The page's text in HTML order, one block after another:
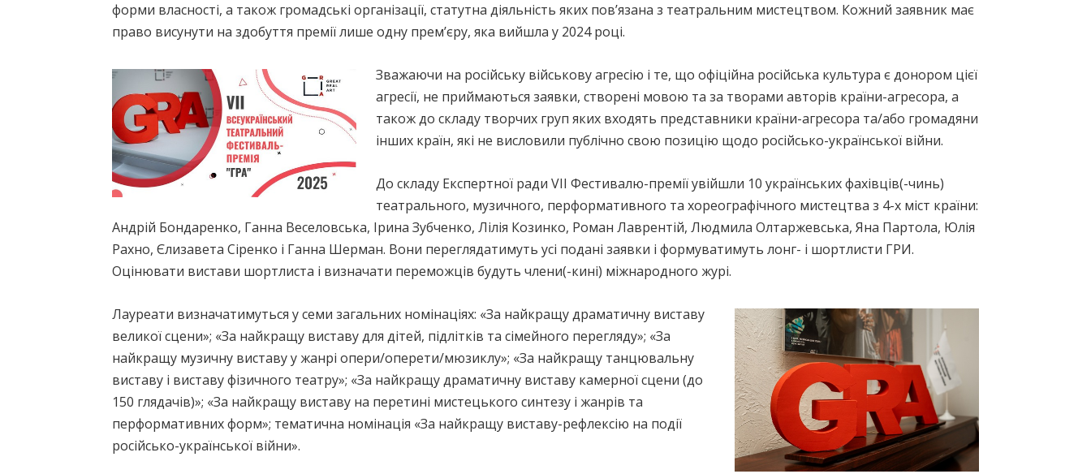
форми власності, а також громадські організації, статутна діяльність яких пов’язана з театральним мистецтвом. Кожний заявник має
право висунути на здобуття премії лише одну прем’єру, яка вийшла у 2024 році.
Зважаючи на російську військову агресію і те, що офіційна російська культура є донором цієї
агресії, не приймаються заявки, створені мовою та за творами авторів країни-агресора, а
також до складу творчих груп яких входять представники країни-агресора та/або громадяни
інших країн, які не висловили публічно свою позицію щодо російсько-української війни.
До складу Експертної ради VII Фестивалю-премії увійшли 10 українських фахівців(-чинь)
театрального, музичного, перформативного та хореографічного мистецтва з 4-х міст країни:
Андрій Бондаренко, Ганна Веселовська, Ірина Зубченко, Лілія Козинко, Роман Лаврентій, Людмила Олтаржевська, Яна Партола, Юлія
Рахно, Єлизавета Сіренко і Ганна Шерман. Вони переглядатимуть усі подані заявки і формуватимуть лонг- і шортлисти ГРИ.
Оцінювати вистави шортлиста і визначати переможців будуть члени(-кині) міжнародного журі.
Лауреати визначатимуться у семи загальних номінаціях: «За найкращу драматичну виставу
великої сцени»; «За найкращу виставу для дітей, підлітків та сімейного перегляду»; «За
найкращу музичну виставу у жанрі опери/оперети/мюзиклу»; «За найкращу танцювальну
виставу і виставу фізичного театру»; «За найкращу драматичну виставу камерної сцени (до
150 глядачів)»; «За найкращу виставу на перетині мистецького синтезу і жанрів та
перформативних форм»; тематична номінація «За найкращу виставу-рефлексію на події
російсько-української війни».